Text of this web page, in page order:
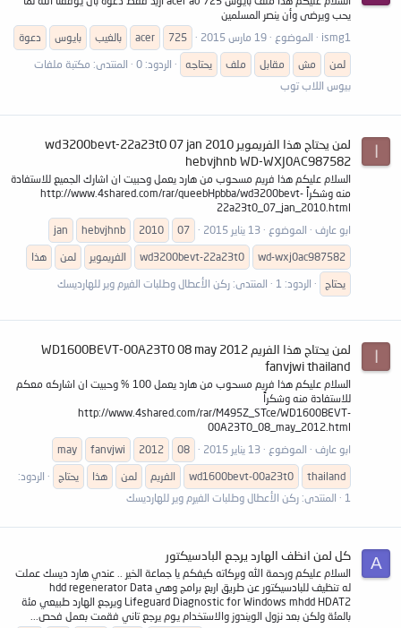
يحب ويرضى وأن ينصر المسلمين
ismg1
الموضوع 19 مارس 2015 725
acer بالغيب بايوس
دعوة
لمن
مش مقابل ملف يحتاجه الردود: 0 المنتدى: مكتبة ملفات
بيوس اللاب توب
ا
لمن يحتاج هذا الفريموير wd3200bevt-22a23t0 07 jan 2010
hebvjhnb WD-WXJ0AC987582
السلام عليكم هذا فريم مسحوب من هارد يعمل وحبيت ان اشارك الجميع للاستفادة
منه وشكراً http://www.4shared.com/rar/queebHpbba/wd3200bevt-
22a23t0_07_jan_2010.html
ابو عارف
الموضوع 13 يناير 2015 07
2010
hebvjhnb
jan
wd-wxj0ac987582
wd3200bevt-22a23t0 الفريموير لمن
هذا
يحتاج
الردود: 1 المنتدى: ركن الأعطال وطلبات الفيرم وير للهارديسك
ا
لمن يحتاج هذا الفريم WD1600BEVT-00A23T0 08 may 2012
fanvjwi thailand
السلام عليكم هذا فريم مسحوب من هارد يعمل 100 % وحبيت ان اشاركه معكم
للاستفادة منه وشكراً
http://www.4shared.com/rar/M495Z_STce/WD1600BEVT-
00A23T0_08_may_2012.html
ابو عارف
الموضوع 13 يناير 2015 08
2012
fanvjwi
may
thailand
wd1600bevt-00a23t0 الفريم لمن هذا يحتاج
الردود:
1
المنتدى: ركن الأعطال وطلبات الفيرم وير للهارديسك
A كل لمن انظف الهارد يرجع البادسيكتور
السلام عليكم ورحمة الله وبركاته كيفكم يا جماعة الخير .. عندي هارد ديسك عملت
له تنظيف للبادسيكتور عن طريق اربع برامج وهي hdd regenerator Data
Lifeguard Diagnostic for Windows mhdd HDAT2 ويرجع الهارد طبيعي مئة
بالمئة ولكن بعد نزول الويندوز والاستخدام يوم يرجع تاني فقمت بعمل فحص...